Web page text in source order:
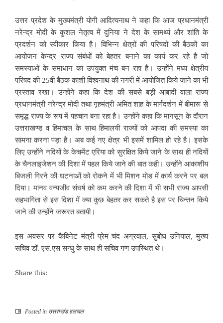
उत्तर प्रदेश के मुख्यमंत्री योगी आदित्यनाथ ने कहा कि आज प्रधानमंत्री
नरेन्द्र मोदी के कुशल नेतृत्व में दुनिया ने देश के सामर्थ्य और शांति के
प्रदर्शन को स्वीकार किया है। विभिन्न क्षेत्रों की परिषदों की बैठकों का
आयोजन केन्द्र राज्य संबंधों को बेहतर बनाने का कार्य कर रहे है जो
समस्याओं के समाधान का उपयुक्त मंच बन रहा है। उन्होंने मध्य क्षेत्रीय
परिषद की 25वीं बैठक काशी विश्वनाथ की नगरी में आयोजित किये जाने का भी
प्रस्ताव रखा। उन्होंने कहा कि देश की सबसे बड़ी आबादी वाला राज्य
प्रधानमंत्री नरेन्द्र मोदी तथा गृहमंत्री अमित शाह के मार्गदर्शन में बीमारू से
समृद्ध राज्य के रूप में पहचान बना रहा है। उन्होंने कहा कि मानसून के दौरान
उत्तराखण्ड व हिमाचल के साथ हिमालयी राज्यों को आपदा की समस्या का
सामना करना पड़ा है। अब कई नए क्षेत्र भी इसमें शामिल हो रहे है। इसके
लिए उन्होंने नदियों के केचमेंट एरिया को सुरक्षित किये जाने के साथ ही नदियों
के चैनलाइजेशन की दिशा में पहल किये जाने की बात कही। उन्होंने आकाशीय
बिजली गिरने की घटनाओं को रोकने में भी मिशन मोड में कार्य करने पर बल
दिया। मानव वन्यजीव संघर्ष को कम करने की दिशा में भी सभी राज्य आपसी
सहभागिता से इस दिशा में क्या कुछ बेहतर कर सकते है इस पर चिन्तन किये
जाने की उन्होंने जरूरत बतायी।
इस अवसर पर कैबिनेट मंत्री प्रेम चंद अग्रवाल, सुबोध उनियाल, मुख्य
सचिव डॉ. एस.एस सन्धु के साथ ही सचिव गण उपस्थित थे।
Share this:
Posted in उत्तराखंड हलचल